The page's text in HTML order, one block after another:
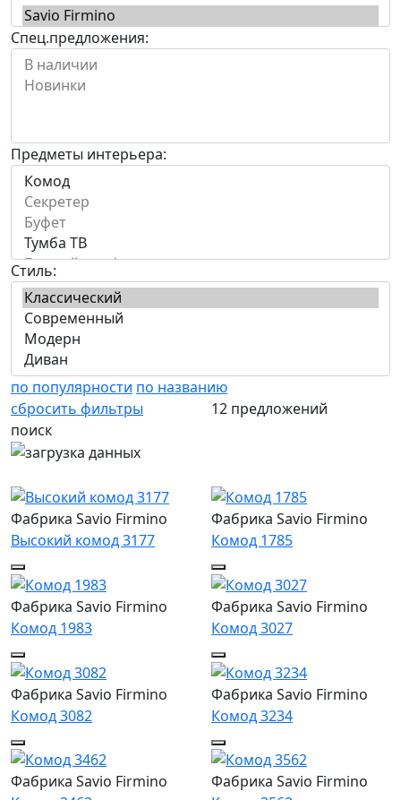
Спец.предложения:
Предметы интерьера:
Стиль:
сбросить фильтры
по популярности по названию
12 предложений
поиск
Фабрика Savio Firmino
Высокий комод 3177
Фабрика Savio Firmino
Комод 1785
Фабрика Savio Firmino
Комод 1983
Фабрика Savio Firmino
Комод 3027
Фабрика Savio Firmino
Комод 3082
Фабрика Savio Firmino
Комод 3234
Фабрика Savio Firmino
Фабрика Savio Firmino